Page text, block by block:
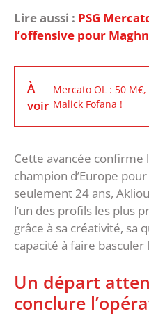
Lire aussi : PSG
l’offensive pour
À
voir
Mercato OL : 50
Malick Fofana !
‎Cette avancée confirme
champion d’Europe
seulement 24 ans,
l’un des profils les plus
grâce à sa créativité, sa
capacité à faire
‎Un départ
conclure